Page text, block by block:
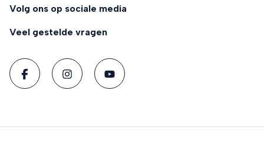
Volg ons op sociale media
Veel gestelde vragen